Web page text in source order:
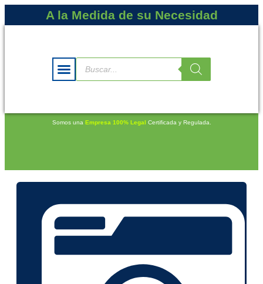
A la Medida de su Necesidad
Somos una Empresa 100% Legal Certificada y Regulada.